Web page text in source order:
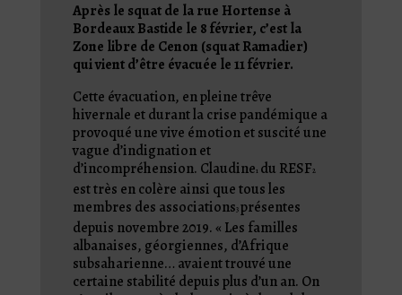
Après le squat de la rue Hortense à
Bordeaux Bastide le 8 février, c’est la
Zone libre de Cenon (squatRamadier)
qui vient d’être évacuée le 11 février.
Cette évacuation, en pleine trêve
hivernale et durant la crise pandémique a
provoqué une vive émotion et suscité une
vague d’indignation et
d’incompréhension. Claudine1 du RESF2
est très en colère ainsi que tous les
membres des associations3présentes
depuis novembre 2019. « Les familles
albanaises, géorgiennes, d’Afrique
subsaharienne… avaient trouvé une
certaine stabilité depuis plus d’un an. On